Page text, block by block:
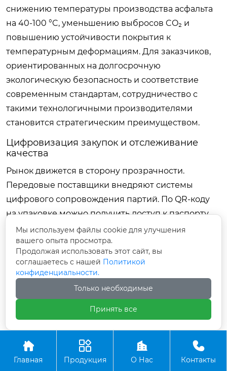
снижению температуры производства асфальта
на 40-100 °C, уменьшению выбросов CO₂ и
повышению устойчивости покрытия к
температурным деформациям. Для заказчиков,
ориентированных на долгосрочную
экологическую безопасность и соответствие
современным стандартам, сотрудничество с
такими технологичными производителями
становится стратегическим преимуществом.
Цифровизация закупок и отслеживание
качества
Рынок движется в сторону прозрачности.
Передовые поставщики внедряют системы
цифрового сопровождения партий. По QR-коду
на упаковке можно получить доступ к паспорту
качества, результатам лабораторных испытаний и
данным о происхождении сырья. Это повышает
доверие покупателей и упрощает процедуру
приемки.
В 2025-2026 годах ожидается интеграция систем
мониторинга расхода реагентов с данными о
погодных условиях. Это позволит
времени, избегая как дефицита, так и
затоваривания. Выбирайте поставщиков,

Главная

Продукция

О Нас

Контакты
Мы используем файлы cookie для улучшения
вашего опыта просмотра.
Продолжая использовать этот сайт, вы
соглашаетесь с нашей Политикой
конфиденциальности.
Только необходимые
Принять все